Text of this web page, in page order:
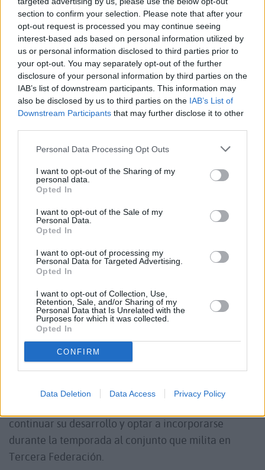
section to confirm your selection. Please note that after your
opt-out request is processed you may continue seeing
interest-based ads based on personal information utilized by
us or personal information disclosed to third parties prior to
your opt-out. You may separately opt-out of the further
disclosure of your personal information by third parties on the
IAB’s list of downstream participants. This information may
also be disclosed by us to third parties on the IAB’s List of
Downstream Participants that may further disclose it to other
Personal Data Processing Opt Outs
I want to opt-out of the Sharing of my
personal data.
Opted In
I want to opt-out of the Sale of my
Personal Data.
Opted In
I want to opt-out of processing my
Personal Data for Targeted Advertising.
Opted In
I want to opt-out of Collection, Use,
Retention, Sale, and/or Sharing of my
Personal Data that Is Unrelated with the
Purposes for which it was collected.
Opted In
CONFIRM
Data Deletion Data Access Privacy Policy
entre la etapa juvenil y el primer equipo.
La entidad batatera ha apostado por Rubén Méndez
para liderar este nuevo proyecto. El técnico regresa
a los banquillos después de dos temporadas y media
alejado de la competición, tras finalizar su etapa en
el CD Titedurante la campaña 2023/24.
Méndez cuenta con una amplia experiencia en el
fútbol insular. A lo largo de su trayectoria ha
dirigido al CD Tite en dos periodos distintos y
Bartolomé CF, al que llevó a disputar una fase de
ascenso a categoría superior. Además, formó parte
del cuerpo técnico de la UD Lanzarote como
segundo entrenador junto a Jero Santana, entrenó
Interinsular y dirigió al juvenil del CD Lomo.
recuperación del filialresponde a la intención
del club de reforzar el trabajo de cantera y facilitar
la progresión de sus jóvenes talentos. Los futbolistas
que concluyan su formación en categoría juvenil
continuar su desarrollo y optar a incorporarse
durante la temporada al conjunto que milita en
Tercera Federación.